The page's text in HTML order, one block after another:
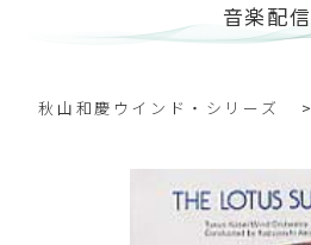
音楽配信
秋山和慶ウインド・シリーズ >